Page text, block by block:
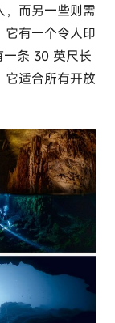
，而另一些则需
它有一个令人印
条 30 英尺长
它适合所有开放